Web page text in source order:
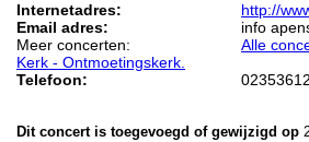
Internetadres:
http://
Email adres:
info
Meer concerten:
Alle
Kerk - Ontmoetingskerk.
Telefoon:
Dit concert is toegevoegd of gewijzigd op